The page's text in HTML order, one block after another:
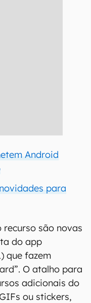
Android
para
recurso são novas
do app
que fazem
O atalho para
adicionais do
ou stickers,